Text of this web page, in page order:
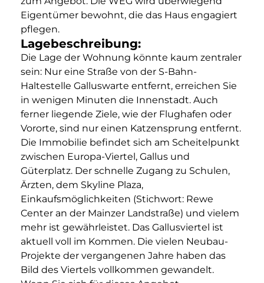
Eigentümer bewohnt, die das Haus engagiert
pflegen.
Lagebeschreibung:
Die Lage der Wohnung könnte kaum zentraler
sein: Nur eine Straße von der S-Bahn-
Haltestelle Galluswarte entfernt, erreichen Sie
in wenigen Minuten die Innenstadt. Auch
ferner liegende Ziele, wie der Flughafen oder
Vororte, sind nur einen Katzensprung entfernt.
Die Immobilie befindet sich am Scheitelpunkt
zwischen Europa-Viertel, Gallus und
Güterplatz. Der schnelle Zugang zu Schulen,
Ärzten, dem Skyline Plaza,
Einkaufsmöglichkeiten (Stichwort: Rewe
Center an der Mainzer Landstraße) und vielem
mehr ist gewährleistet. Das Gallusviertel ist
aktuell voll im Kommen. Die vielen Neubau-
Projekte der vergangenen Jahre haben das
Bild des Viertels vollkommen gewandelt.